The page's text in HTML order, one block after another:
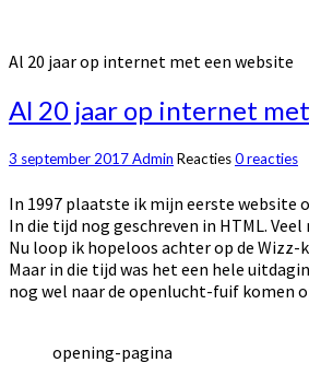
Al 20 jaar op internet met een website
Al 20 jaar op internet
3 september 2017Admin Reacties0 reacties
In 1997 plaatste ik mijn eerste website
In die tijd nog geschreven in HTML.
Nu loop ik hopeloos achter op de Wizz-
Maar in die tijd was het een hele
nog wel naar de openlucht-fuif komen
opening-pagina